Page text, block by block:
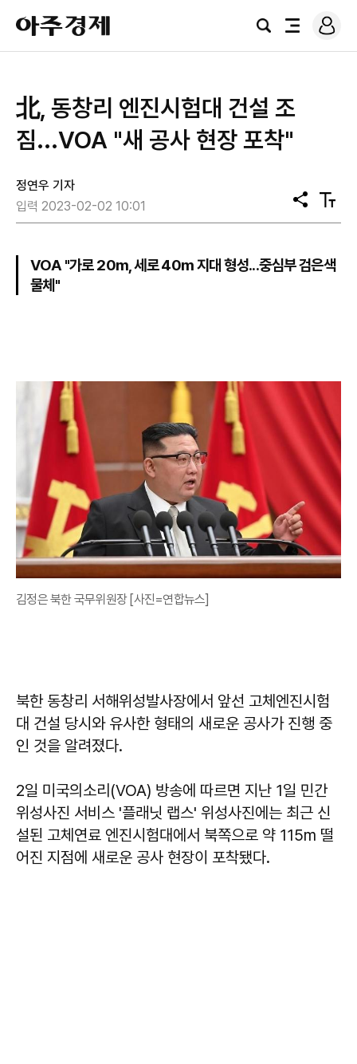
아
주
경
검
전
로
그
北, 동창리 엔진시험대 건설 조
짐...VOA "새 공사 현장 포착"
정연우 기자
입력 2023-02-02 10:01
공
유
텍
스
기
VOA "가로 20m, 세로 40m 지대 형성...중심부 검은색
물체"
김정은 북한 국무위원장 [사진=연합뉴스]
북한 동창리 서해위성발사장에서 앞선 고체엔진시험
대 건설 당시와 유사한 형태의 새로운 공사가 진행 중
인 것을 알려졌다.
2일 미국의소리(VOA) 방송에 따르면 지난 1일 민간
위성사진 서비스 '플래닛 랩스' 위성사진에는 최근 신
설된 고체연료 엔진시험대에서 북쪽으로 약 115m 떨
어진 지점에 새로운 공사 현장이 포착됐다.